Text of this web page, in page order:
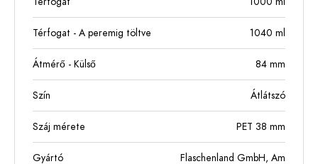
Térfogat - A peremig töltve 1040 ml
Átmérő - Külső 84 mm
Szín Átlátszó
Száj mérete PET 38 mm
Gyártó Flaschenland GmbH, Am